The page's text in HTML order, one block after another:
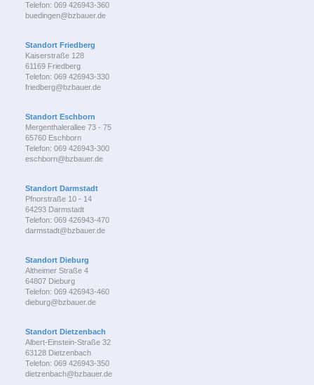
Telefon: 069 426943-360
buedingen@bzbauer.de
Standort Friedberg
Kaiserstraße 128
61169 Friedberg
Telefon: 069 426943-330
friedberg@bzbauer.de
Standort Eschborn
Mergenthalerallee 73 - 75
65760 Eschborn
Telefon: 069 426943-300
eschborn@bzbauer.de
Standort Darmstadt
Pfnorstraße 10 - 14
64293 Darmstadt
Telefon: 069 426943-470
darmstadt@bzbauer.de
Standort Dieburg
Altheimer Straße 4
64807 Dieburg
Telefon: 069 426943-460
dieburg@bzbauer.de
Standort Dietzenbach
Albert-Einstein-Straße 32
63128 Dietzenbach
Telefon: 069 426943-350
dietzenbach@bzbauer.de